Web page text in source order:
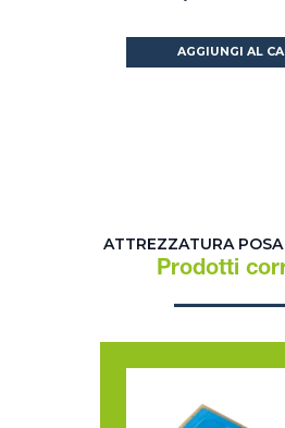
AGGIUNGI AL
ATTREZZATURA
Prodotti